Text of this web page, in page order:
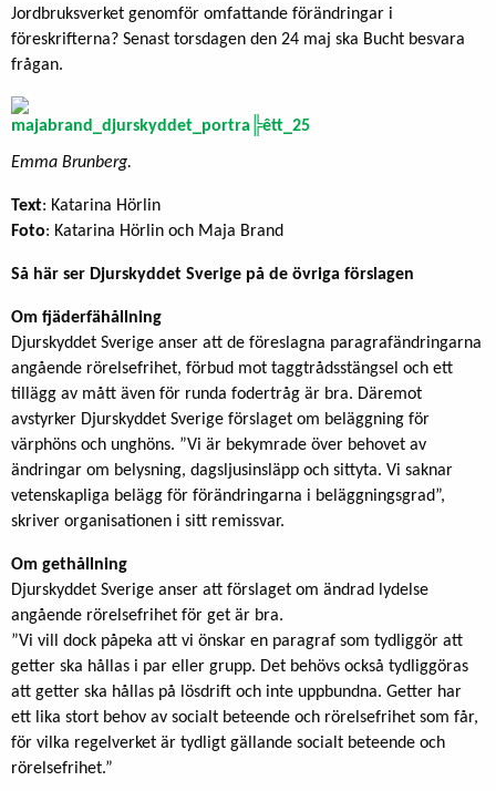
Jordbruksverket genomför omfattande förändringar i
föreskrifterna? Senast torsdagen den 24 maj ska Bucht besvara
frågan.
Emma Brunberg.
Text: Katarina Hörlin
Foto: Katarina Hörlin och Maja Brand
Så här ser Djurskyddet Sverige på de övriga förslagen
Om fjäderfähållning
Djurskyddet Sverige anser att de föreslagna paragrafändringarna
angående rörelsefrihet, förbud mot taggtrådsstängsel och ett
tillägg av mått även för runda fodertråg är bra. Däremot
avstyrker Djurskyddet Sverige förslaget om beläggning för
värphöns och unghöns. ”Vi är bekymrade över behovet av
ändringar om belysning, dagsljusinsläpp och sittyta. Vi saknar
vetenskapliga belägg för förändringarna i beläggningsgrad”,
skriver organisationen i sitt remissvar.
Om gethållning
Djurskyddet Sverige anser att förslaget om ändrad lydelse
angående rörelsefrihet för get är bra.
”Vi vill dock påpeka att vi önskar en paragraf som tydliggör att
getter ska hållas i par eller grupp. Det behövs också tydliggöras
att getter ska hållas på lösdrift och inte uppbundna. Getter har
ett lika stort behov av socialt beteende och rörelsefrihet som får,
för vilka regelverket är tydligt gällande socialt beteende och
rörelsefrihet.”